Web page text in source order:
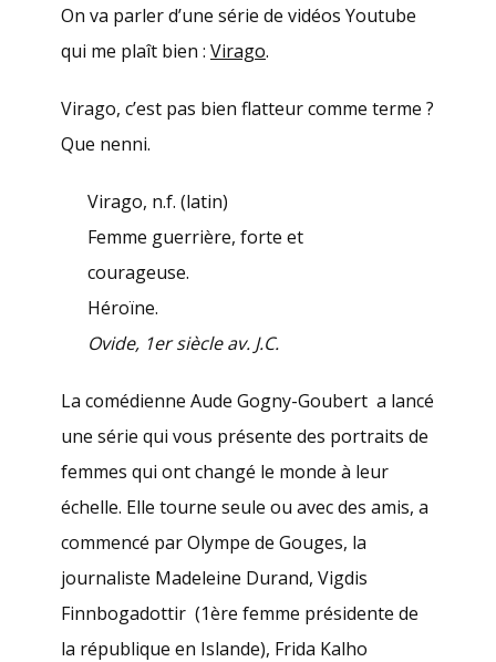
On va parler d’une série de vidéos Youtube
qui me plaît bien : Virago.
Virago, c’est pas bien flatteur comme terme ?
Que nenni.
Virago, n.f. (latin)
Femme guerrière, forte et
courageuse.
Héroïne.
Ovide, 1er siècle av. J.C.
La comédienne Aude Gogny-Goubert a lancé
une série qui vous présente des portraits de
femmes qui ont changé le monde à leur
échelle. Elle tourne seule ou avec des amis, a
commencé par Olympe de Gouges, la
journaliste Madeleine Durand, Vigdis
Finnbogadottir (1ère femme présidente de
la république en Islande), Frida Kalho